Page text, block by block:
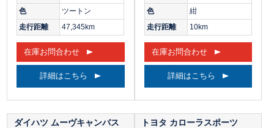
色
ツートン
走行距離
47,345km
在庫お問合わせ
詳細はこちら
色
紺
走行距離
10km
在庫お問合わせ
詳細はこちら
ダイハツ ムーヴキャンバス トヨタ カローラスポーツ